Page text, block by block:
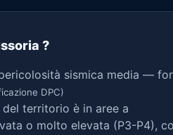
?
sismica media —
DPC)
del territorio è in aree a
o molto elevata (P3-P4),